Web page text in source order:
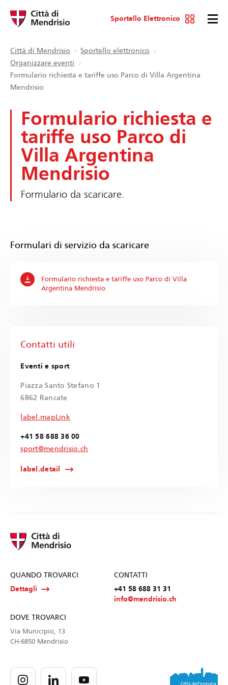
Sportello Elettronico
Città di Mendrisio
Sportello elettronico
Organizzare eventi
Formulario richiesta e tariffe uso Parco di Villa Argentina
Mendrisio
Formulario richiesta e
tariffe uso Parco di
Villa Argentina
Mendrisio
Formulario da scaricare.
Formulari di servizio da scaricare
Formulario richiesta e tariffe uso Parco di Villa
Argentina Mendrisio
Contatti utili
Eventi e sport
Piazza Santo Stefano 1
6862 Rancate
label.mapLink
+41 58 688 36 00
sport@mendrisio.ch
label.detail
QUANDO TROVARCI
Dettagli
CONTATTI
+41 58 688 31 31
info@mendrisio.ch
DOVE TROVARCI
Via Municipio, 13
CH-6850 Mendrisio